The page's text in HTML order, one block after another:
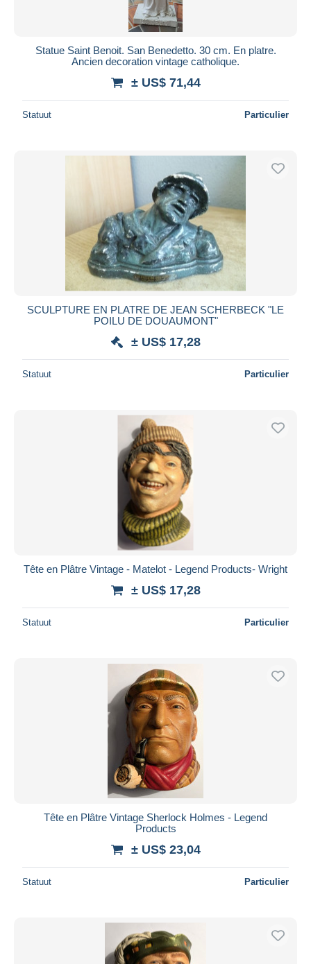
Statue Saint Benoit. San Benedetto. 30 cm. En platre.
Ancien decoration vintage catholique.
± US$ 71,44
Statuut Particulier
SCULPTURE EN PLATRE DE JEAN SCHERBECK "LE
POILU DE DOUAUMONT"
± US$ 17,28
Statuut Particulier
Tête en Plâtre Vintage - Matelot - Legend Products- Wright
± US$ 17,28
Statuut Particulier
Tête en Plâtre Vintage Sherlock Holmes - Legend
Products
± US$ 23,04
Statuut Particulier